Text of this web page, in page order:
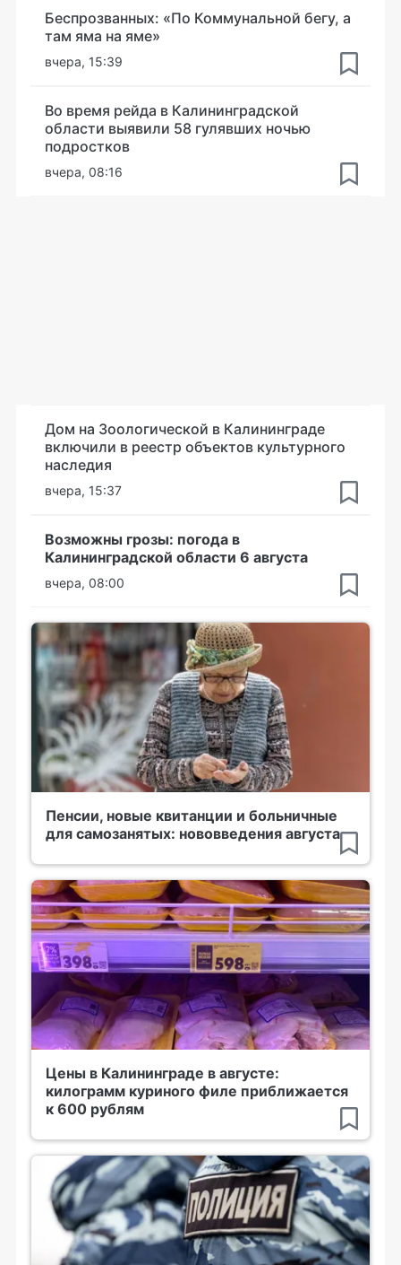
Беспрозванных: «По Коммунальной бегу, а
там яма на яме»
вчера, 15:39
Во время рейда в Калининградской
области выявили 58 гулявших ночью
подростков
вчера, 08:16
Дом на Зоологической в Калининграде
включили в реестр объектов культурного
наследия
вчера, 15:37
Возможны грозы: погода в
Калининградской области 6 августа
вчера, 08:00
Пенсии, новые квитанции и больничные
для самозанятых: нововведения августа
Цены в Калининграде в августе:
килограмм куриного филе приближается
к 600 рублям